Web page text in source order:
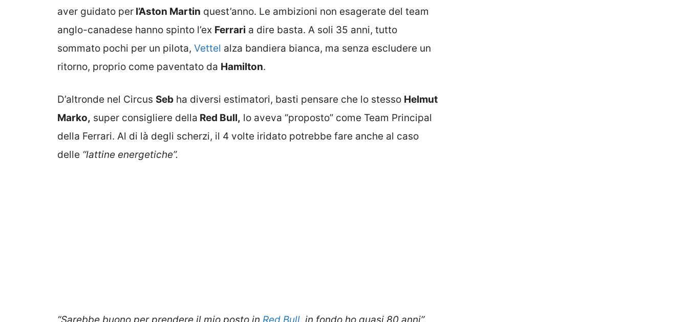
aver guidato per l’Aston Martin quest’anno. Le ambizioni non esagerate del team
anglo-canadese hanno spinto l’ex Ferrari a dire basta. A soli 35 anni, tutto
sommato pochi per un pilota, Vettel alza bandiera bianca, ma senza escludere un
ritorno, proprio come paventato da Hamilton.
D’altronde nel Circus Seb ha diversi estimatori, basti pensare che lo stesso Helmut
Marko, super consigliere della Red Bull, lo aveva “proposto” come Team Principal
della Ferrari. Al di là degli scherzi, il 4 volte iridato potrebbe fare anche al caso
delle “lattine energetiche”.
“Sarebbe buono per prendere il mio posto in Red Bull, in fondo ho quasi 80 anni”,